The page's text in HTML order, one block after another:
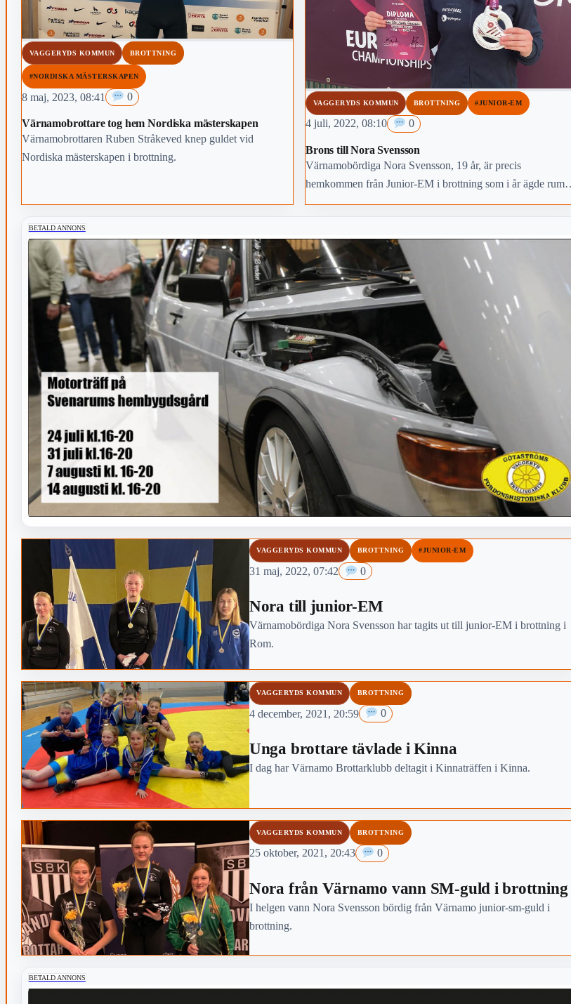
VAGGERYDS KOMMUN BROTTNING
#NORDISKA MÄSTERSKAPEN
8 maj, 2023, 08:41 0
Värnamobrottare tog hem Nordiska mästerskapen
Värnamobrottaren Ruben Stråkeved knep guldet vid
Nordiska mästerskapen i brottning.
VAGGERYDS KOMMUN BROTTNING #JUNIOR-EM
4 juli, 2022, 08:10 0
Brons till Nora Svensson
Värnamobördiga Nora Svensson, 19 år, är precis
hemkommen från Junior-EM i brottning som i år ägde rum i
Rom i Italien.
BETALD ANNONS
VAGGERYDS KOMMUN BROTTNING #JUNIOR-EM
31 maj, 2022, 07:42 0
Nora till junior-EM
Värnamobördiga Nora Svensson har tagits ut till junior-EM i brottning i
Rom.
VAGGERYDS KOMMUN BROTTNING
4 december, 2021, 20:59 0
Unga brottare tävlade i Kinna
I dag har Värnamo Brottarklubb deltagit i Kinnaträffen i Kinna.
VAGGERYDS KOMMUN BROTTNING
25 oktober, 2021, 20:43 0
Nora från Värnamo vann SM-guld i brottning
I helgen vann Nora Svensson bördig från Värnamo junior-sm-guld i
brottning.
BETALD ANNONS